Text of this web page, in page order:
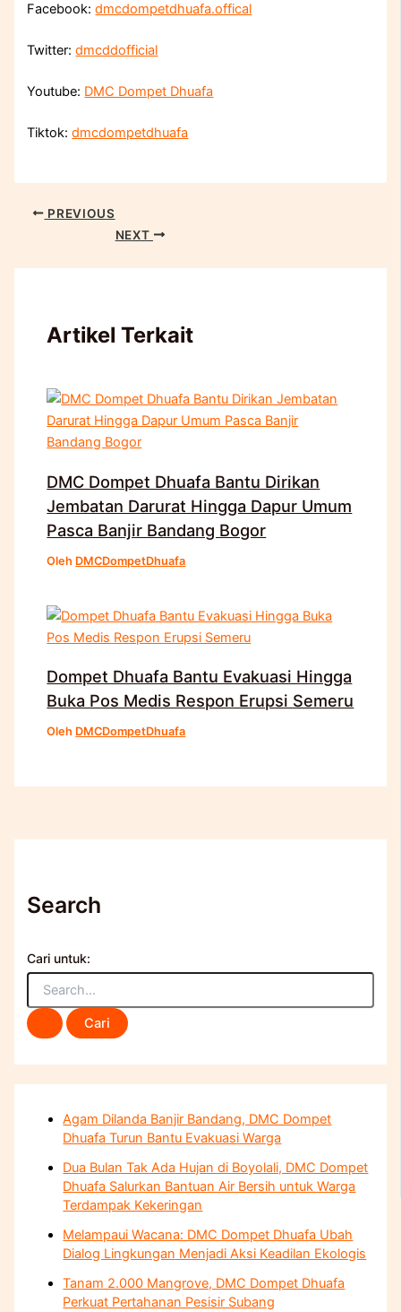
Facebook:dmcdompetdhuafa.offical
Twitter:dmcddofficial
Youtube: DMC Dompet Dhuafa
Tiktok:dmcdompetdhuafa
PREVIOUS
NEXT
Artikel Terkait
DMC Dompet Dhuafa Bantu Dirikan
Jembatan Darurat Hingga Dapur Umum
Pasca Banjir Bandang Bogor
Oleh DMCDompetDhuafa
Dompet Dhuafa Bantu Evakuasi Hingga
Buka Pos Medis Respon Erupsi Semeru
Oleh DMCDompetDhuafa
Search
Cari untuk:
Agam Dilanda Banjir Bandang, DMC Dompet
Dhuafa Turun Bantu Evakuasi Warga
Dua Bulan Tak Ada Hujan di Boyolali, DMC Dompet
Dhuafa Salurkan Bantuan Air Bersih untuk Warga
Terdampak Kekeringan
Melampaui Wacana: DMC Dompet Dhuafa Ubah
Dialog Lingkungan Menjadi Aksi Keadilan Ekologis
Tanam 2.000 Mangrove, DMC Dompet Dhuafa
Perkuat Pertahanan Pesisir Subang